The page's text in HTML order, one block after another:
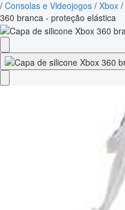
/ Consolas e Videojogos / Xbox /
360 branca - proteção elástica